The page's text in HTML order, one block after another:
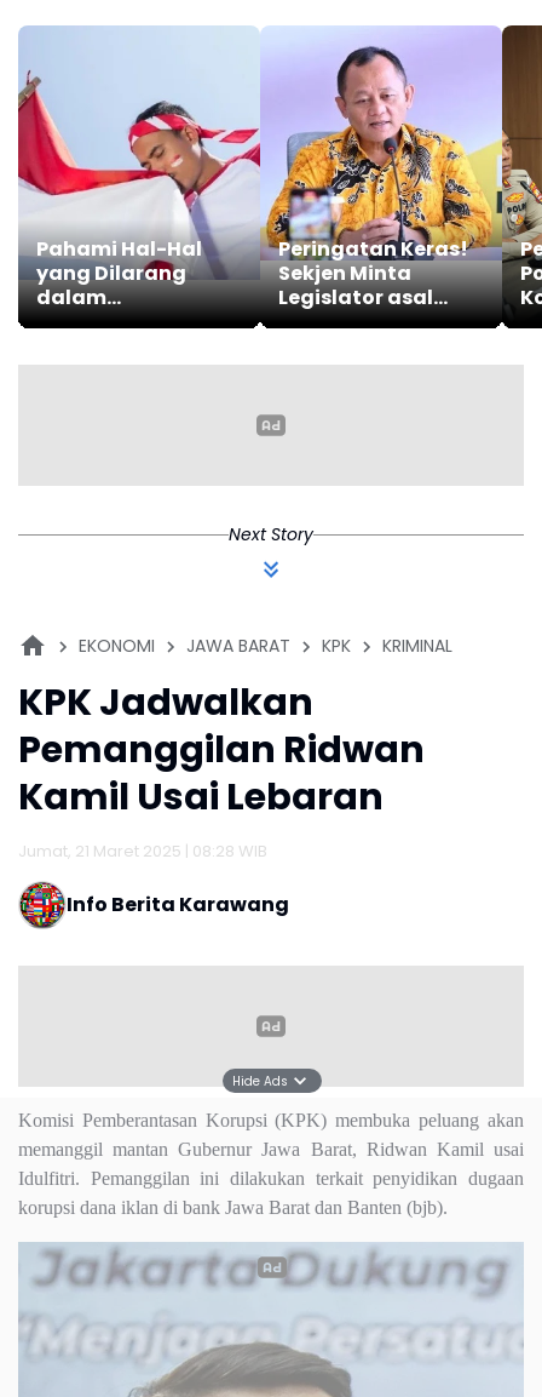
Pahami Hal-Hal
yang Dilarang
dalam
Penggunaan
Putih
Peringatan Keras!
Sekjen Minta
Legislator asal
Golkar Tak Ganti
Next Story
EKONOMI JAWA BARAT KPK KRIMINAL
KPK Jadwalkan
Pemanggilan Ridwan
Kamil Usai Lebaran
Jumat, 21 Maret 2025 | 08:28 WIB
Info Berita Karawang
Komisi Pemberantasan Korupsi (KPK) membuka peluang akan
memanggil mantan Gubernur Jawa Barat, Ridwan Kamil usai
Idulfitri. Pemanggilan ini dilakukan terkait penyidikan dugaan
korupsi dana iklan di bank Jawa Barat dan Banten (bjb).
Hide Ads